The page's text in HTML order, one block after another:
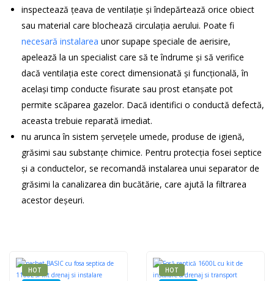
inspectează țeava de ventilație și îndepărtează orice obiect
sau material care blochează circulația aerului. Poate fi
necesară instalarea unor supape speciale de aerisire,
apelează la un specialist care să te îndrume și să verifice
dacă ventilația este corect dimensionată și funcțională, în
același timp conducte fisurate sau prost etanșate pot
permite scăparea gazelor. Dacă identifici o conductă defectă,
aceasta trebuie reparată imediat.
nu arunca în sistem șervețele umede, produse de igienă,
grăsimi sau substanțe chimice. Pentru protecția fosei septice
și a conductelor, se recomandă instalarea unui separator de
grăsimi la canalizarea din bucătărie, care ajută la filtrarea
acestor deșeuri.
HOT
HOT